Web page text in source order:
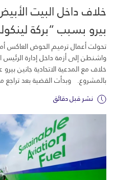
خلاف داخل البيت
بيرو بسبب “بركة
تحولت أعمال ترميم الحوض العاكس
واشنطن إلى أزمة داخل إدارة
خلاف مع المدعية الاتحادية جانين
بالمشروع. وبدأت القضية بعد تراجع
نشر قبل دقائق